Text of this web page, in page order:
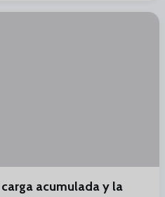
acumulada y la